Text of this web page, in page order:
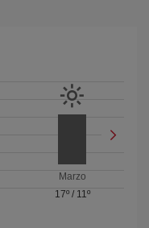
Marzo
17º/ 11º